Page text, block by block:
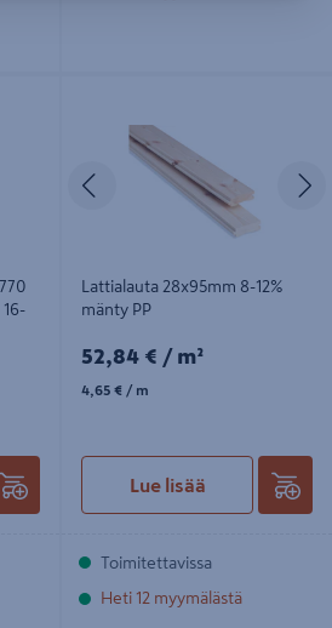
Edellinen
Lattialauta 28x95mm 8-12%
mänty PP
52,84€/m²
52,84 € / m²
4,65€/m
4,65 € / m
Lue lisää
Toimitettavissa
Heti 12 myymälästä